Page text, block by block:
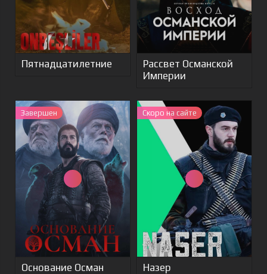
Пятнадцатилетние
Рассвет Османской
Империи
Завершен
Основание Осман
Cкоро на сайте
Назер